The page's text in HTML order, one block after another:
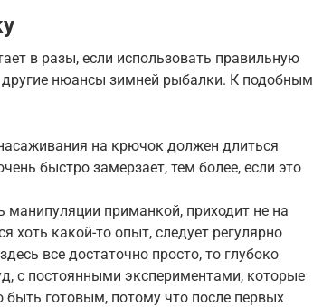
в разы, если использовать правильную
нюансы зимней рыбалки. К подобным
на крючок должен длиться
быстро замерзает, тем более, если это
манипуляции приманкой, приходит не на
какой-то опыт, следует регулярно
все достаточно просто, то глубоко
с постоянными экспериментами, которые
готовым, потому что после первых